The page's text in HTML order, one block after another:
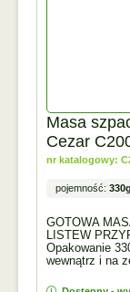
Masa
Cezar
nr katalogowy:
pojemność: 330g
GOTOWA
LISTEW
Opakowanie
wewnątrz i na